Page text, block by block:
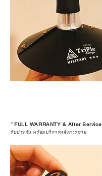
*FULL WARRANTY & After Service
รับประกัน พร้อมบริการหลังการขาย